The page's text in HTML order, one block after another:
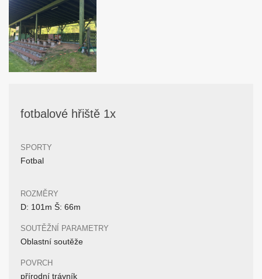
fotbalové hřiště 1x
SPORTY
Fotbal
ROZMĚRY
D: 101m Š: 66m
SOUTĚŽNÍ PARAMETRY
Oblastní soutěže
POVRCH
přírodní trávník